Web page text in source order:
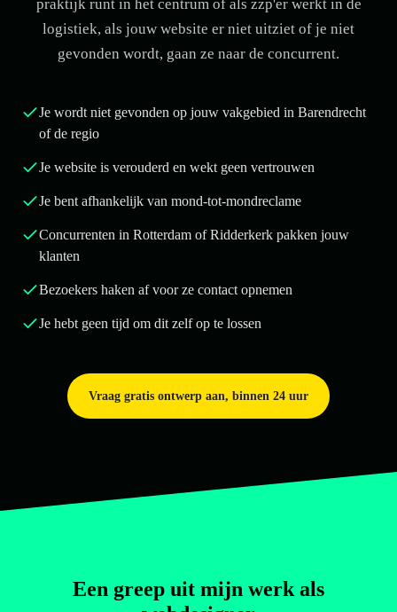
praktijk runt in het centrum of als zzp'er werkt in de
logistiek, als jouw website er niet uitziet of je niet
gevonden wordt, gaan ze naar de concurrent.
Je wordt niet gevonden op jouw vakgebied in Barendrecht
of de regio
Je website is verouderd en wekt geen vertrouwen
Je bent afhankelijk van mond-tot-mondreclame
Concurrenten in Rotterdam of Ridderkerk pakken jouw
klanten
Bezoekers haken af voor ze contact opnemen
Je hebt geen tijd om dit zelf op te lossen
Vraag gratis ontwerp aan, binnen 24 uur
Een greep uit mijn werk als